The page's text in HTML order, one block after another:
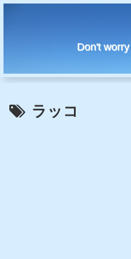
Don't
ラッコ